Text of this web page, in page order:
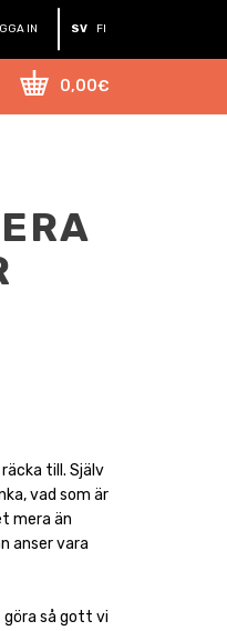
IN SV FI
0,00€
till. Själv
vad som är
mera än
anser vara
så gott vi